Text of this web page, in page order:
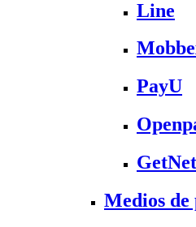
Line
PayU
GetNet
Medios de